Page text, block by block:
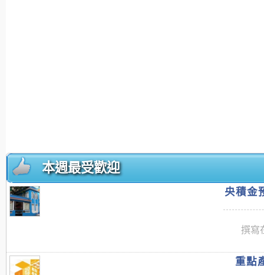
本週最受歡迎
央積金
撰寫
重點